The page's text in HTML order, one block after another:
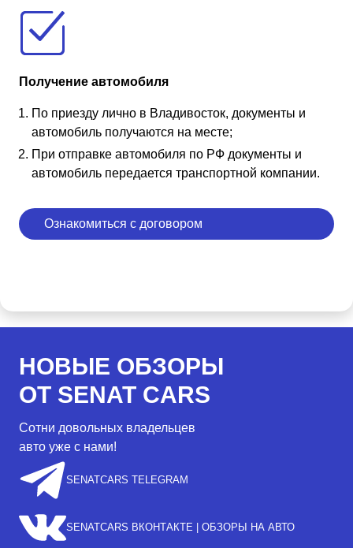
Получение автомобиля
По приезду лично в Владивосток, документы и
автомобиль получаются на месте;
При отправке автомобиля по РФ документы и
автомобиль передается транспортной компании.
Ознакомиться с договором
НОВЫЕ ОБЗОРЫ
ОТ SENAT CARS
Сотни довольных владельцев
авто уже с нами!
SENATCARS TELEGRAM
SENATCARS ВКОНТАКТЕ | ОБЗОРЫ НА АВТО